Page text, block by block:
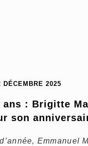
DÉCEMBRE 2025
ans : Brigitte
son
Emmanuel